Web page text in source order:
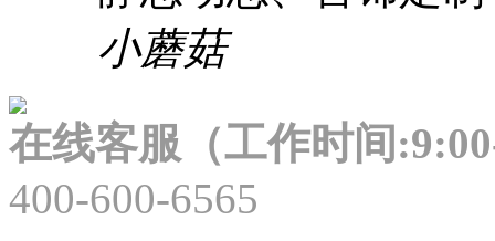
小蘑菇
在线客服（工作时间
400-600-6565